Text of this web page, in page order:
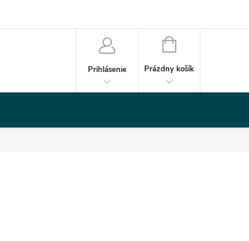
Prihlásenie
NÁKUPNÝ
Prázdny košík